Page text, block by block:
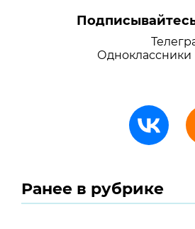
Одноклассники
Ранее в рубрике